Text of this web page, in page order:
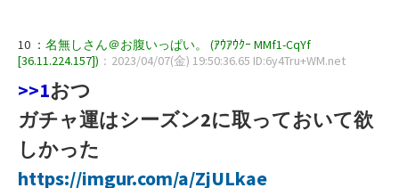
10 ： 名無しさん＠お腹いっぱい。 (ｱｳｱｳｸｰ MMf1-CqYf
[36.11.224.157]) ：2023/04/07(金) 19:50:36.65 ID:6y4Tru+WM.net
>>1おつ
ガチャ運はシーズン2に取っておいて欲
しかった
https://imgur.com/a/ZjULkae